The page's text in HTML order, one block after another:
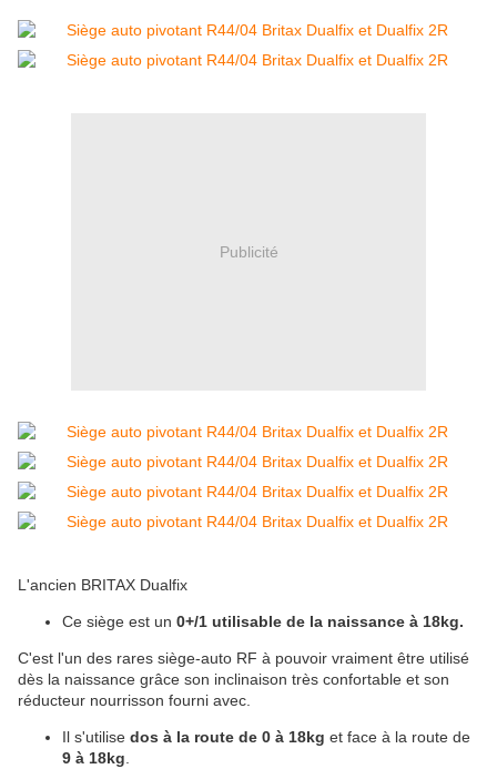
Publicité
L'ancien BRITAX Dualfix
Ce siège est un 0+/1 utilisable de la naissance à 18kg.
C'est l'un des rares siège-auto RF à pouvoir vraiment être utilisé
dès la naissance grâce son inclinaison très confortable et son
réducteur nourrisson fourni avec.
Il s'utilise dos à la route de 0 à 18kg et face à la route de
9 à 18kg